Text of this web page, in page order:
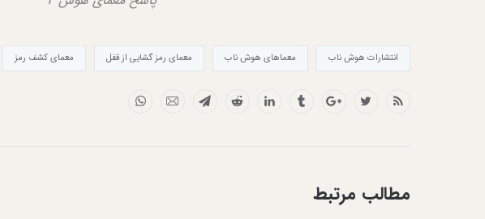
انتشارات هوش ناب معماهای هوش ناب معمای رمز گشایی از قفل معمای کشف رمز
مطالب مرتبط